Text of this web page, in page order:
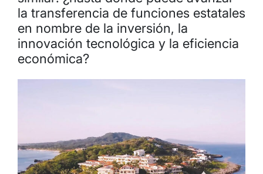
la transferencia de funciones estatales
en nombre de la inversión, la
innovación tecnológica y la eficiencia
económica?